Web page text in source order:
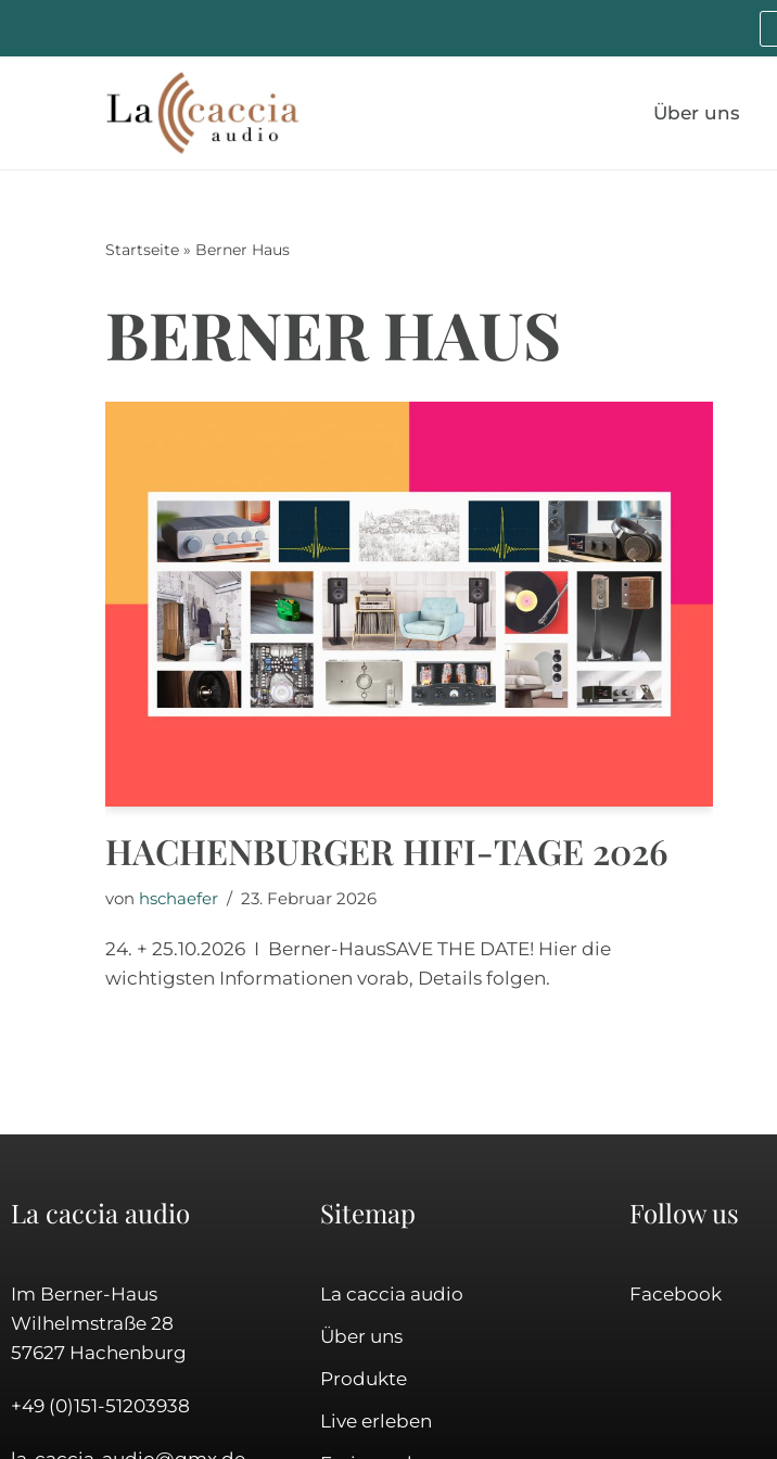
Zum
Über uns
Startseite » Berner Haus
BERNER HAUS
HACHENBURGER HIFI-TAGE 2026
von hschaefer 23. Februar 2026
24. + 25.10.2026 I Berner-HausSAVE THE DATE! Hier die
wichtigsten Informationen vorab, Details folgen.
La caccia audio
Im Berner-Haus
Wilhelmstraße 28
57627 Hachenburg
+49 (0)151-51203938
Sitemap
La caccia audio
Über uns
Produkte
Live erleben
Follow us
Facebook